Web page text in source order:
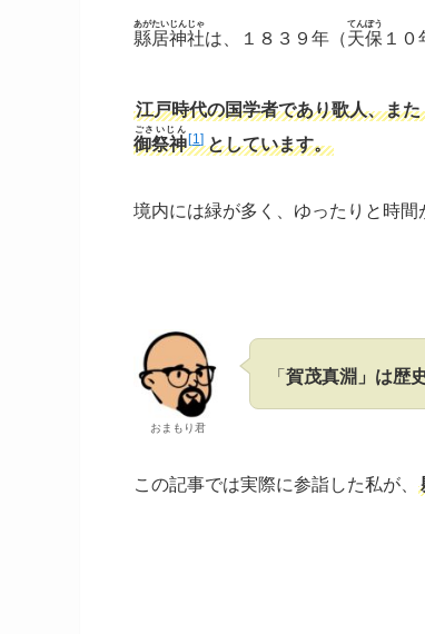
縣居神社
あがたいじんじゃ
は、１８３９年（天保
てんぽう
１０
江戸時代の国学者であり歌人、また
御祭神
ごさいじん
1 としています。
境内には緑が多く、ゆったりと時間
おまもり君
「賀茂真淵」は歴
この記事では実際に参詣した私が、